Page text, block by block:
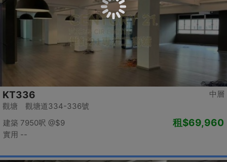
中層
KT336
觀塘 觀塘道334-336號
建築 7950呎 @$9
實用 --
租$69,960